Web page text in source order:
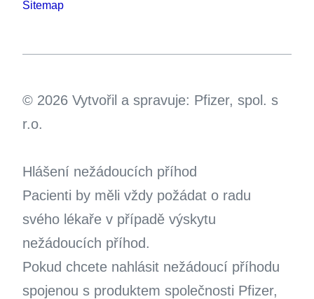
Sitemap
© 2026 Vytvořil a spravuje: Pfizer, spol. s
r.o.
Hlášení nežádoucích příhod
Pacienti by měli vždy požádat o radu
svého lékaře v případě výskytu
nežádoucích příhod.
Pokud chcete nahlásit nežádoucí příhodu
spojenou s produktem společnosti Pfizer,